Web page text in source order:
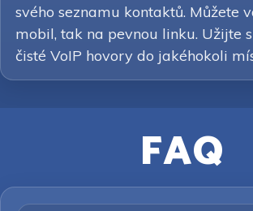
svého seznamu kontaktů. Můžete
mobil, tak na pevnou linku. Užijte
čisté VoIP hovory do jakéhokoli
FAQ